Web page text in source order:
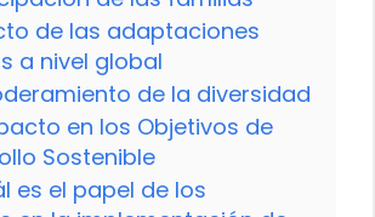
de las adaptaciones
a nivel global
de la diversidad
en los Objetivos de
Sostenible
es el papel de los